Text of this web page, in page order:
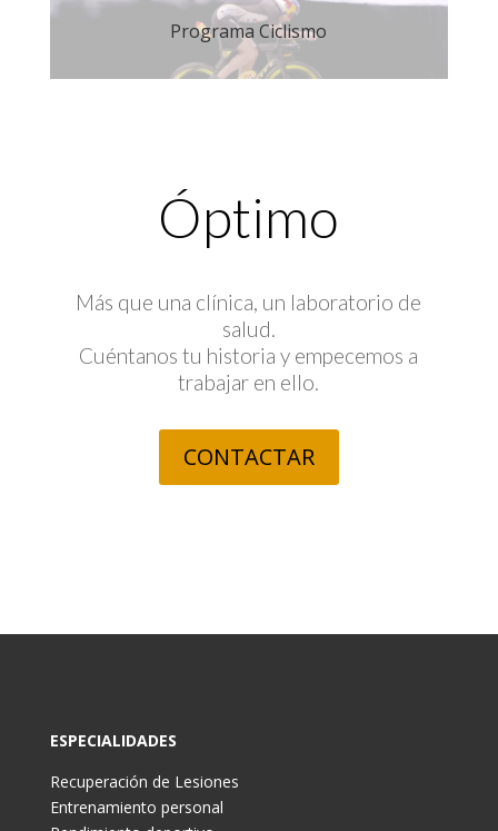
Programa Ciclismo
Óptimo
Más que una clínica, un laboratorio de
salud.
Cuéntanos tu historia y empecemos a
trabajar en ello.
CONTACTAR
ESPECIALIDADES
Recuperación de Lesiones
Entrenamiento personal